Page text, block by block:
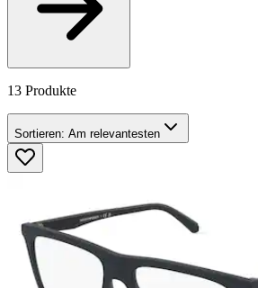
13 Produkte
Sortieren: Am relevantesten